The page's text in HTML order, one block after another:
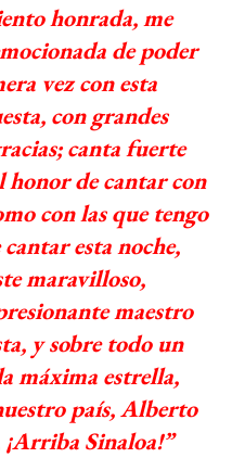
honrada, me
de poder
vez con esta
con grandes
canta fuerte
honor de cantar con
con las que tengo
esta noche,
maravilloso,
maestro
y sobre todo un
máxima estrella,
país, Alberto
Sinaloa!”